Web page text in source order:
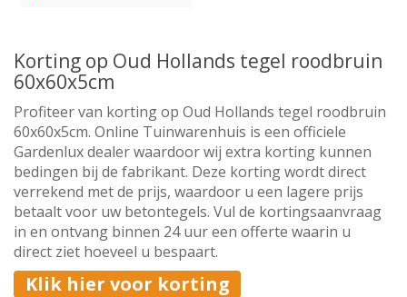
Korting op Oud Hollands tegel roodbruin
60x60x5cm
Profiteer van korting op Oud Hollands tegel roodbruin
60x60x5cm. Online Tuinwarenhuis is een officiele
Gardenlux dealer waardoor wij extra korting kunnen
bedingen bij de fabrikant. Deze korting wordt direct
verrekend met de prijs, waardoor u een lagere prijs
betaalt voor uw betontegels. Vul de kortingsaanvraag
in en ontvang binnen 24 uur een offerte waarin u
direct ziet hoeveel u bespaart.
Klik hier voor korting